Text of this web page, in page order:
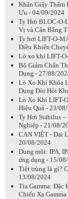
Khăn Giấy Thấm
Ưu - 04/09/2024
Ty Hơi BLOC-O-
Vị và Cân Bằng
Ty hơi LIFT-O-
Điều Khiển
Lò xo khí LIFT-
Bộ Giảm Chấn
Dụng - 27/08/
Lò Xo Khí Khóa
Dụng Đòi Hỏi
Lò Xo Khí LIFT-
Hiệu Quả - 23/
Ty Hơi Stabilus –
Nghiệp - 21/08/
CAN VIỆT - Đại
20/08/2024
Dung môi: IPA,
ứng dụng - 15/
Tiệt trùng là gì?
13/08/2024
Tia Gamma: Đặc
Chiếu Xạ